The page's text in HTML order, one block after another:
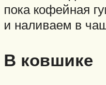
пока кофейная
и наливаем в
В ковшике